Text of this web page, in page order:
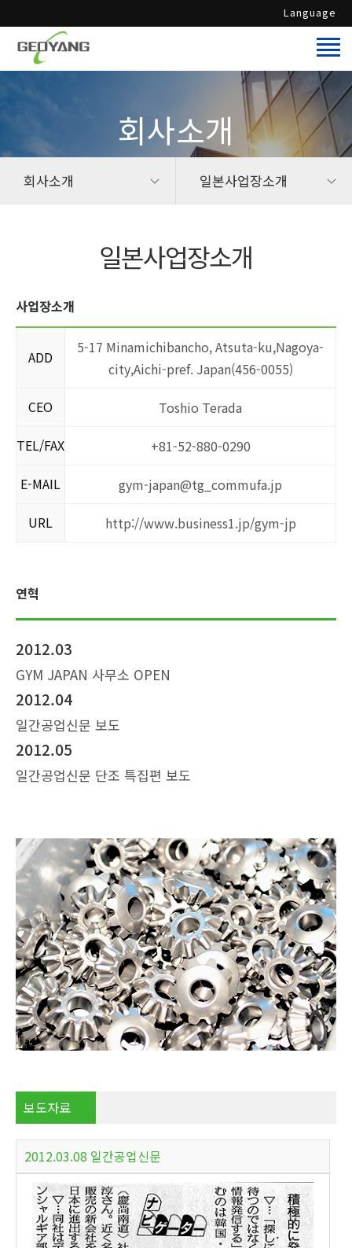
Language
회사소개
회사소개 일본사업장소개
일본사업장소개
사업장소개
ADD
5-17 Minamichibancho, Atsuta-ku,Nagoya-
city,Aichi-pref. Japan(456-0055)
CEO
Toshio Terada
TEL/FAX
+81-52-880-0290
E-MAIL
gym-japan@tg_commufa.jp
URL
http://www.business1.jp/gym-jp
연혁
2012.03
GYM JAPAN 사무소 OPEN
2012.04
일간공업신문 보도
2012.05
일간공업신문 단조 특집편 보도
보도자료
2012.03.08 일간공업신문